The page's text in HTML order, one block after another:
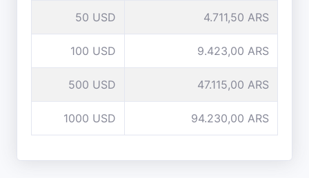
50 USD 4.711,50 ARS
100 USD 9.423,00 ARS
500 USD 47.115,00 ARS
1000 USD 94.230,00 ARS